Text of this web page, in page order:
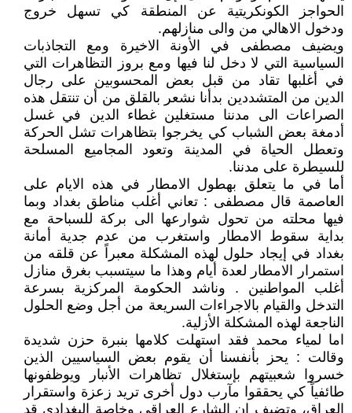
الحواجز الكونكريتية عن المنطقة كي تسهل خروج
ودخول الاهالي من والى منازلهم.
ويضيف مصطفى في الأونة الاخيرة ومع التجاذبات
السياسية التي لا دخل لنا فيها ومع بروز التظاهرات التي
في أغلبها تقاد من قبل بعض المحسوبين على رجال
الدين من المتشددين بدأنا نشعر بالقلق من أن تنتقل هذه
الصراعات الى مدننا مستغلين غطاء الدين في غسل
أدمغة بعض الشباب كي يخرجوا بتظاهرات تشل الحركة
وتعطل الحياة في المدينة وتعود المجاميع المسلحة
للسيطرة على مدننا.
أما في ما يتعلق بهطول الامطار في هذه الايام على
العاصمة قال مصطفى : تعاني أغلب مناطق بغداد وبما
فيها محلته من تحول شوارعها الى بركة للسباحة مع
بداية سقوط الامطار واستغرب من عدم جدية أمانة
بغداد في إيجاد حلول لهذه المشكلة معبراً عن قلقه من
استمرار الامطار لعدة أيام وهذا ما سيتسبب بغرق منازل
أغلب المواطنين . وناشد الحكومة المركزية بسرعة
التدخل والقيام بالاجراءات السريعة من أجل وضع الحلول
الناجعة لهذه المشكلة الأزلية.
اما لمياء محمد فقد استهلت كلامها بنبرة حزن شديدة
وقالت : يحز بأنفسنا أن يقوم بعض السياسيين الذين
خسروا شعبيتهم بإستغلال تظاهرات الأنبار ويوظفونها
طائفياً كي يحققوا مآرب دول أخرى تريد زعزة واستقرار
العراق، وتضيف إن الشارع العراقي وخاصة البغدادي قد